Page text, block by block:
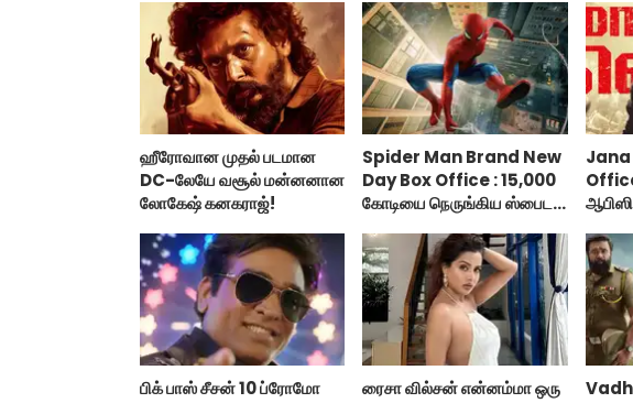
ஹீரோவான முதல் படமான
DC-லேயே வசூல் மன்னனான
லோகேஷ் கனகராஜ்!
Spider Man Brand New
Day Box Office : 15,000
கோடியை நெருங்கிய ஸ்பைடர்
பிக் பாஸ் சீசன் 10 ப்ரோமோ
ரைசா வில்சன் என்னம்மா ஒரு